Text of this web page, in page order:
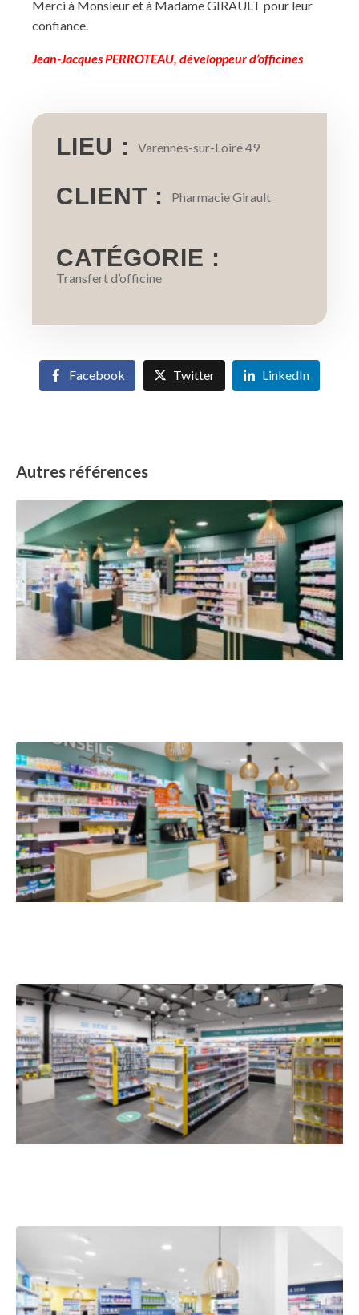
Merci à Monsieur et à Madame GIRAULT pour leur
confiance.
Jean-Jacques PERROTEAU, développeur d’officines
LIEU : Varennes-sur-Loire 49
CLIENT : Pharmacie Girault
CATÉGORIE :
Transfert d’officine
Facebook Twitter LinkedIn
Autres références